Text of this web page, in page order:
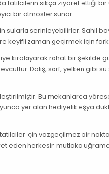
tatilcilerin sıkça ziyaret ettiği bir
bir atmosfer sunar.
sularla serinleyebilirler. Sahil
keyifli zaman geçirmek için
kiralayarak rahat bir şekilde
Dalış, sörf, yelken gibi
Bu mekanlarda
yer alan hediyelik eşya
için vazgeçilmez bir
eden herkesin mutlaka